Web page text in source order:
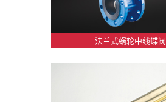
法兰式蜗轮中线蝶阀